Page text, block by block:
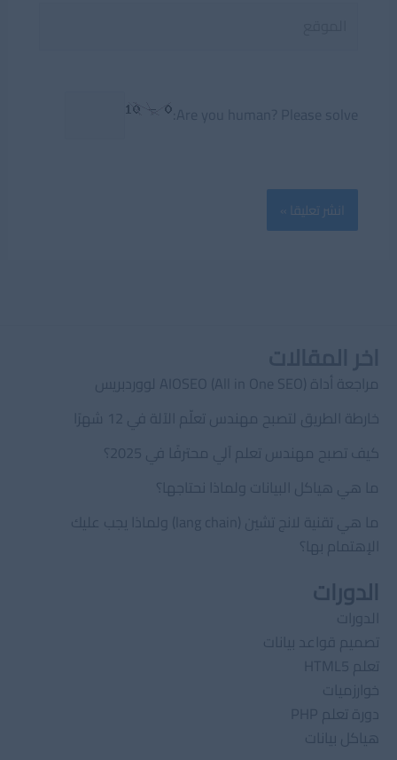
مراجعة أداة AIOSEO (All in One SEO) لووردبريس
خارطة الطريق لتصبح مهندس تعلّم الآلة في 12 شهرًا
كيف تصبح مهندس تعلم آلي محترفًا في 2025؟
ما هي هياكل البيانات ولماذا نحتاجها؟
ما هي تقنية لانج تشين (lang chain) ولماذا يجب عليك
الإهتمام بها؟
الدورات
الدورات
تصميم قواعد بيانات
تعلم HTML5
خوارزميات
دورة تعلم PHP
هياكل بيانات